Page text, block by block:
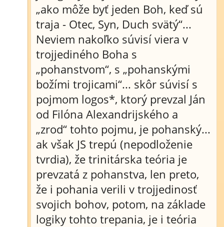
„ako môže byť jeden Boh, keď sú
traja - Otec, Syn, Duch svätý“...
Neviem nakoľko súvisí viera v
trojjediného Boha s
„pohanstvom“, s „pohanskými
božími trojicami“... skôr súvisí s
pojmom logos*, ktorý prevzal Ján
od Filóna Alexandrijského a
„zrod“ tohto pojmu, je pohanský...
ak však JS trepú (nepodloženie
tvrdia), že trinitárska teória je
prevzatá z pohanstva, len preto,
že i pohania verili v trojjedinosť
svojich bohov, potom, na základe
logiky tohto trepania, je i teória